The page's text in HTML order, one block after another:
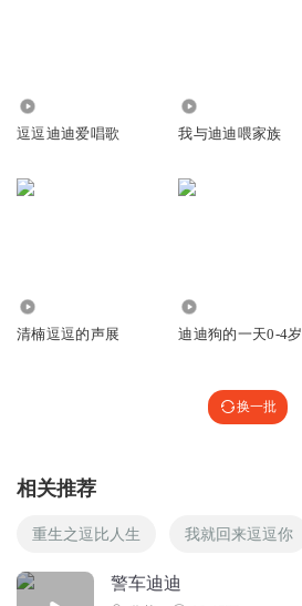
逗逗迪迪爱唱歌 我与迪迪喂家族
清楠逗逗的声展 迪迪狗的一天0-4岁
换一批
相关推荐
重生之逗比人生 我就回来逗逗你
警车迪迪